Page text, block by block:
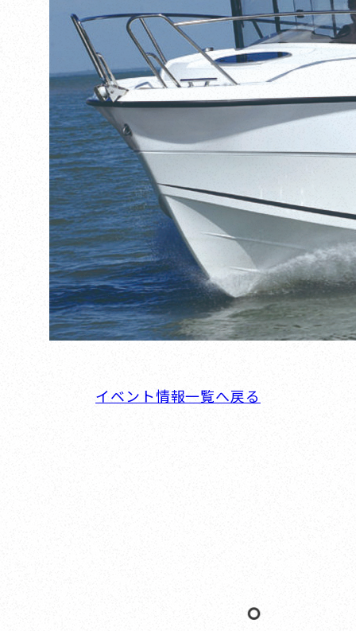
イベント情報一覧へ戻る